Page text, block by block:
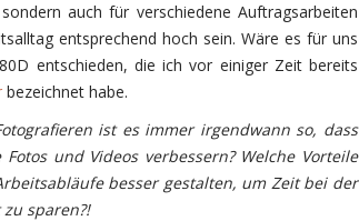
auch für verschiedene Auftragsarbeiten
entsprechend hoch sein. Wäre es für uns
entschieden, die ich vor einiger Zeit bereits
bezeichnet habe.
ist es immer irgendwann so, dass
und Videos verbessern? Welche Vorteile
besser gestalten, um Zeit bei der
sparen?!